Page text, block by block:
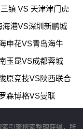
镇 VS 天津津门虎
海港VS深圳新鹏城
海申花VS青岛海牛
玉昆VS成都蓉城
原竞技VS陕西联合
森博格VS曼联
引擎搜索整理获得，所